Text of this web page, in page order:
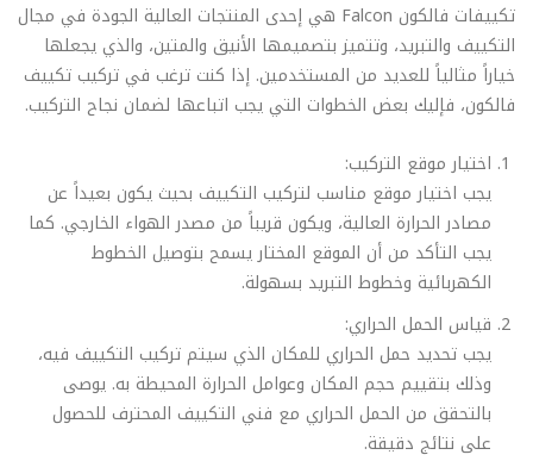
تكييفات فالكون Falcon هي إحدى المنتجات العالية الجودة في مجال
التكييف والتبريد، وتتميز بتصميمها الأنيق والمتين، والذي يجعلها
خياراً مثالياً للعديد من المستخدمين. إذا كنت ترغب في تركيب تكييف
فالكون، فإليك بعض الخطوات التي يجب اتباعها لضمان نجاح التركيب.
اختيار موقع التركيب:
يجب اختيار موقع مناسب لتركيب التكييف بحيث يكون بعيداً عن
مصادر الحرارة العالية، ويكون قريباً من مصدر الهواء الخارجي. كما
يجب التأكد من أن الموقع المختار يسمح بتوصيل الخطوط
الكهربائية وخطوط التبريد بسهولة.
قياس الحمل الحراري:
يجب تحديد حمل الحراري للمكان الذي سيتم تركيب التكييف فيه،
وذلك بتقييم حجم المكان وعوامل الحرارة المحيطة به. يوصى
بالتحقق من الحمل الحراري مع فني التكييف المحترف للحصول
على نتائج دقيقة.